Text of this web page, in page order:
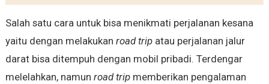
Salah satu cara untuk bisa menikmati perjalanan kesana
yaitu dengan melakukan road tripatau perjalanan jalur
darat bisa ditempuh dengan mobil pribadi. Terdengar
melelahkan, namun road tripmemberikan pengalaman